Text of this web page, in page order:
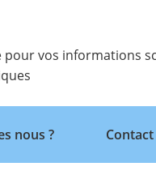
pour vos informations
Retour
nous ? Contact